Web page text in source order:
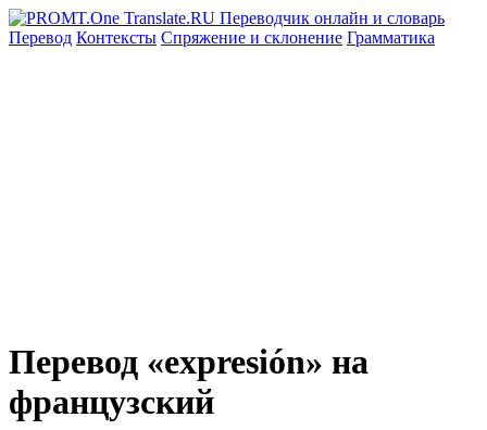
Перевод Контексты Спряжение и склонение Грамматика
Перевод «expresión» на
французский